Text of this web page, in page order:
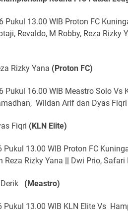
Pukul 13.00 WIB Proton FC
Revaldo, M Robby, Reza Rizky
Rizky Yana (Proton FC)
Pukul 16.00 WIB Meastro Solo Vs
Wildan Arif dan Dyas Fiqri
Fiqri (KLN Elite)
13.00 WIB Proton FC
Reza Rizky Yana || Dwi Prio, Safari
(Meastro)
Pukul 13.00 WIB KLN Elite Vs